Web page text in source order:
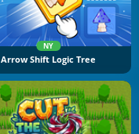
NY
Arrow Shift Logic Tree